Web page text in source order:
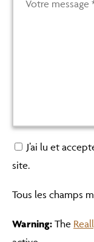
J’ai lu et
site.
Tous les champs
Warning: The